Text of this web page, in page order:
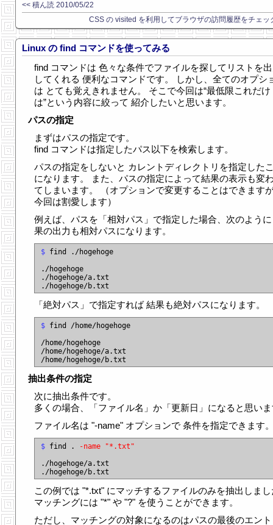
<< 積ん読 2010/05/22
CSS の visited を利用してブラウザの訪問履歴をチェッ
Linux の find コマンドを使ってみる
find コマンドは 色々な条件でファイルを探してリストを
してくれる 便利なコマンドです。 しかし、全てのオプシ
は とても覚えきれません。 そこで今回は“最低限これだけ
は”という内容に絞って 紹介したいと思います。
パスの指定
まずはパスの指定です。
find コマンドは指定したパス以下を検索します。
パスの指定をしないと カレントディレクトリを指定した
になります。 また、パスの指定によって結果の表示も変
てしまいます。 （オプションで変更することはできます
今回は割愛します）
例えば、パスを「相対パス」で指定した場合、次のよう
果の出力も相対パスになります。
$ find ./hogehoge
./hogehoge
./hogehoge/a.txt
「絶対パス」で指定すれば 結果も絶対パスになります。
$ find /home/hogehoge
/home/hogehoge
/home/hogehoge/a.txt
抽出条件の指定
次に抽出条件です。
多くの場合、「ファイル名」か「更新日」になると思い
ファイル名は "-name" オプションで 条件を指定できます
$ find .
-name "*.txt"
./hogehoge/a.txt
この例では "*.txt" にマッチするファイルのみを抽出しま
マッチングには "*" や "?" を使うことができます。
ただし、マッチングの対象になるのはパスの最後のエン